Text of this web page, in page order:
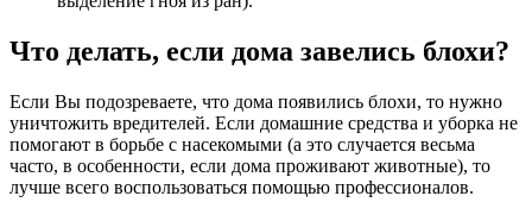
Что делать, если дома завелись блохи?
Если Вы подозреваете, что дома появились блохи, то нужно
уничтожить вредителей. Если домашние средства и уборка не
помогают в борьбе с насекомыми (а это случается весьма
часто, в особенности, если дома проживают животные), то
лучше всего воспользоваться помощью профессионалов.